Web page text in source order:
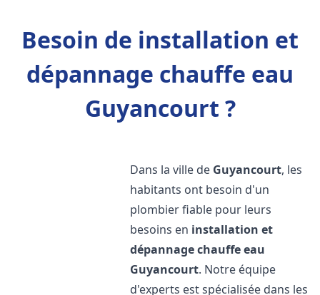
Besoin de installation et
dépannage chauffe eau
Guyancourt ?
Dans la ville de Guyancourt, les
habitants ont besoin d'un
plombier fiable pour leurs
besoins en installation et
dépannage chauffe eau
Guyancourt. Notre équipe
d'experts est spécialisée dans les